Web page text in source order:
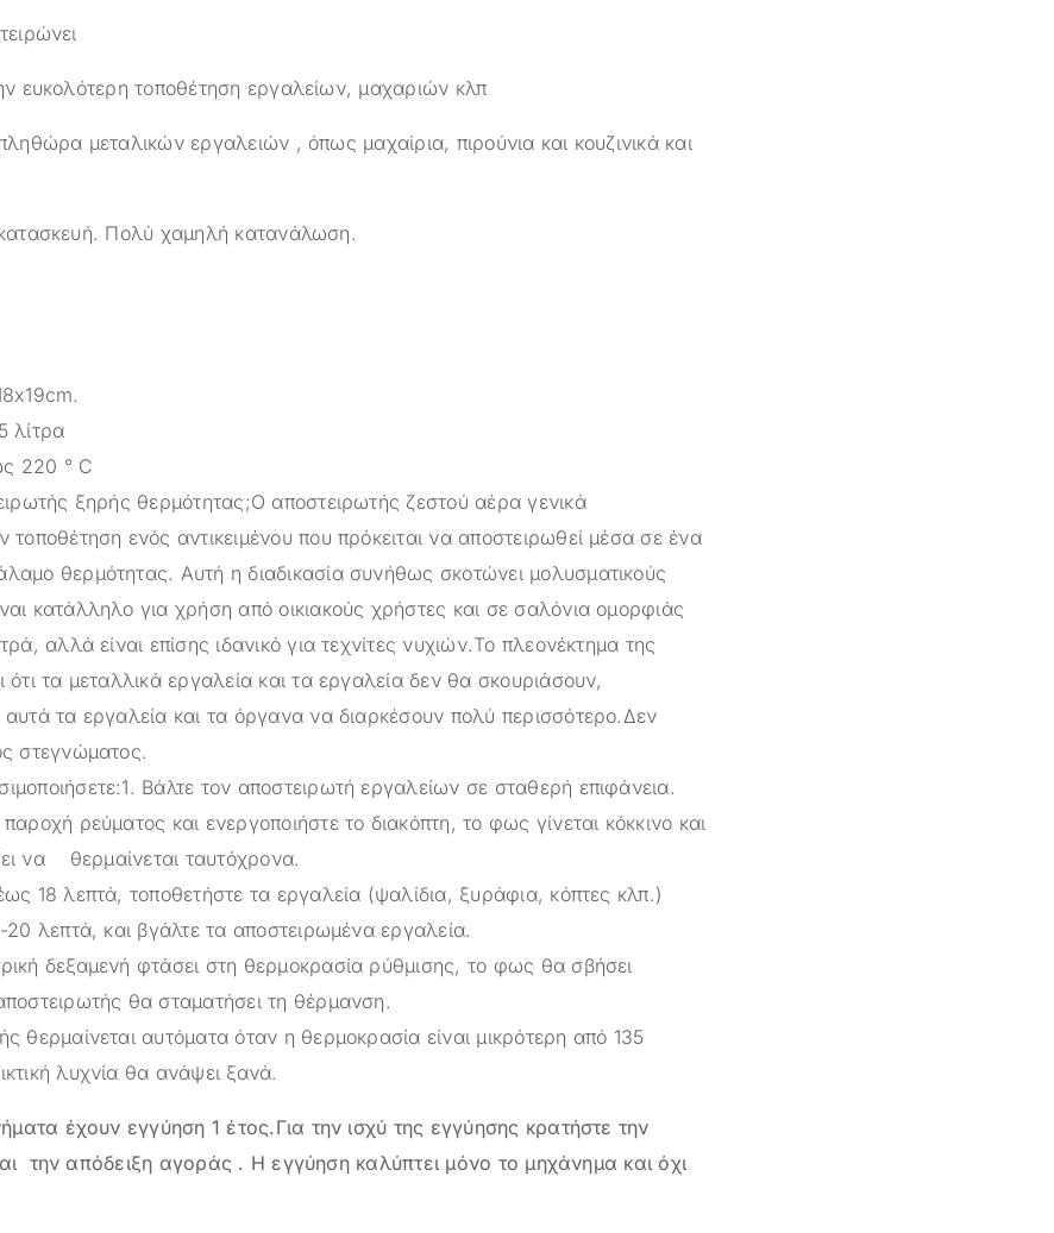
ευκολότερη τοποθέτηση εργαλείων, μαχαριών κλπ
μεταλικών εργαλειών , όπως μαχαίρια, πιρούνια και κουζινικά και
Πολύ χαμηλή κατανάλωση.
λίτρα
220 ° C
ξηρής θερμότητας;Ο αποστειρωτής ζεστού αέρα γενικά
τοποθέτηση ενός αντικειμένου που πρόκειται να αποστειρωθεί μέσα σε ένα
θερμότητας. Αυτή η διαδικασία συνήθως σκοτώνει μολυσματικούς
κατάλληλο για χρήση από οικιακούς χρήστες και σε σαλόνια ομορφιάς
αλλά είναι επίσης ιδανικό για τεχνίτες νυχιών.Το πλεονέκτημα της
ότι τα μεταλλικά εργαλεία και τα εργαλεία δεν θα σκουριάσουν,
αυτά τα εργαλεία και τα όργανα να διαρκέσουν πολύ περισσότερο.Δεν
στεγνώματος.
Βάλτε τον αποστειρωτή εργαλείων σε σταθερή επιφάνεια.
ρεύματος και ενεργοποιήστε το διακόπτη, το φως γίνεται κόκκινο και
να θερμαίνεται ταυτόχρονα.
18 λεπτά, τοποθετήστε τα εργαλεία (ψαλίδια, ξυράφια, κόπτες κλπ.)
20 λεπτά, και βγάλτε τα αποστειρωμένα εργαλεία.
δεξαμενή φτάσει στη θερμοκρασία ρύθμισης, το φως θα σβήσει
θα σταματήσει τη θέρμανση.
θερμαίνεται αυτόματα όταν η θερμοκρασία είναι μικρότερη από 135
λυχνία θα ανάψει ξανά.
έχουν εγγύηση 1 έτος.Για την ισχύ της εγγύησης κρατήστε την
την απόδειξη αγοράς . Η εγγύηση καλύπτει μόνο το μηχάνημα και όχι